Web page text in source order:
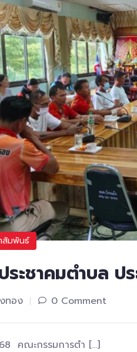
สัมพันธ์
ระชาคมตำบล
ทอง 0 Comment
คณะกรรมการตำ […]